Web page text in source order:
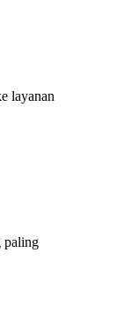
layanan
paling